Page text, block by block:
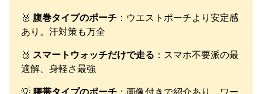
🥈 腹巻タイプのポーチ ：ウエストポーチより安定感
あり。汗対策も万全
🥉 スマートウォッチだけで走る ：スマホ不要派の最
適解、身軽さ最強